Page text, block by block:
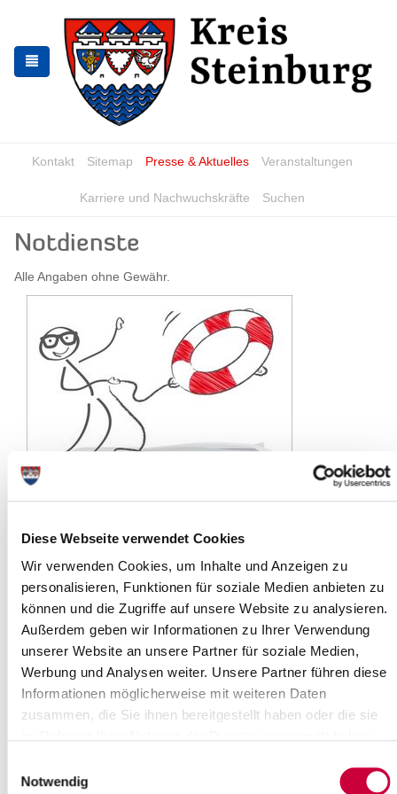
Diese Webseite verwendet Cookies
Wir verwenden Cookies, um Inhalte und Anzeigen zu
personalisieren, Funktionen für soziale Medien anbieten zu
können und die Zugriffe auf unsere Website zu analysieren.
Außerdem geben wir Informationen zu Ihrer Verwendung
unserer Website an unsere Partner für soziale Medien,
Werbung und Analysen weiter. Unsere Partner führen diese
Informationen möglicherweise mit weiteren Daten
zusammen, die Sie ihnen bereitgestellt haben oder die sie
Notwendig
springen
springen
Kontakt Sitemap Presse & Aktuelles Veranstaltungen
Karriere und Nachwuchskräfte Suchen
Notdienste
Alle Angaben ohne Gewähr.
Polizei
Feuerwehr/Rettungsdienst 112
Medizinisches Zentrum/Klinikum Itzehoe 04821/77 20
Ärztlicher Notdienst
(nach Praxisschluss)
116 117
Zahnärztlicher Notdienst
04823/92 04
(externe Leistung)